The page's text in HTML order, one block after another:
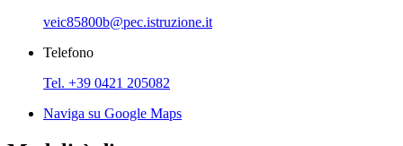
veic85800b@pec.istruzione.it
Telefono
Tel. +39 0421 205082
Naviga su Google Maps